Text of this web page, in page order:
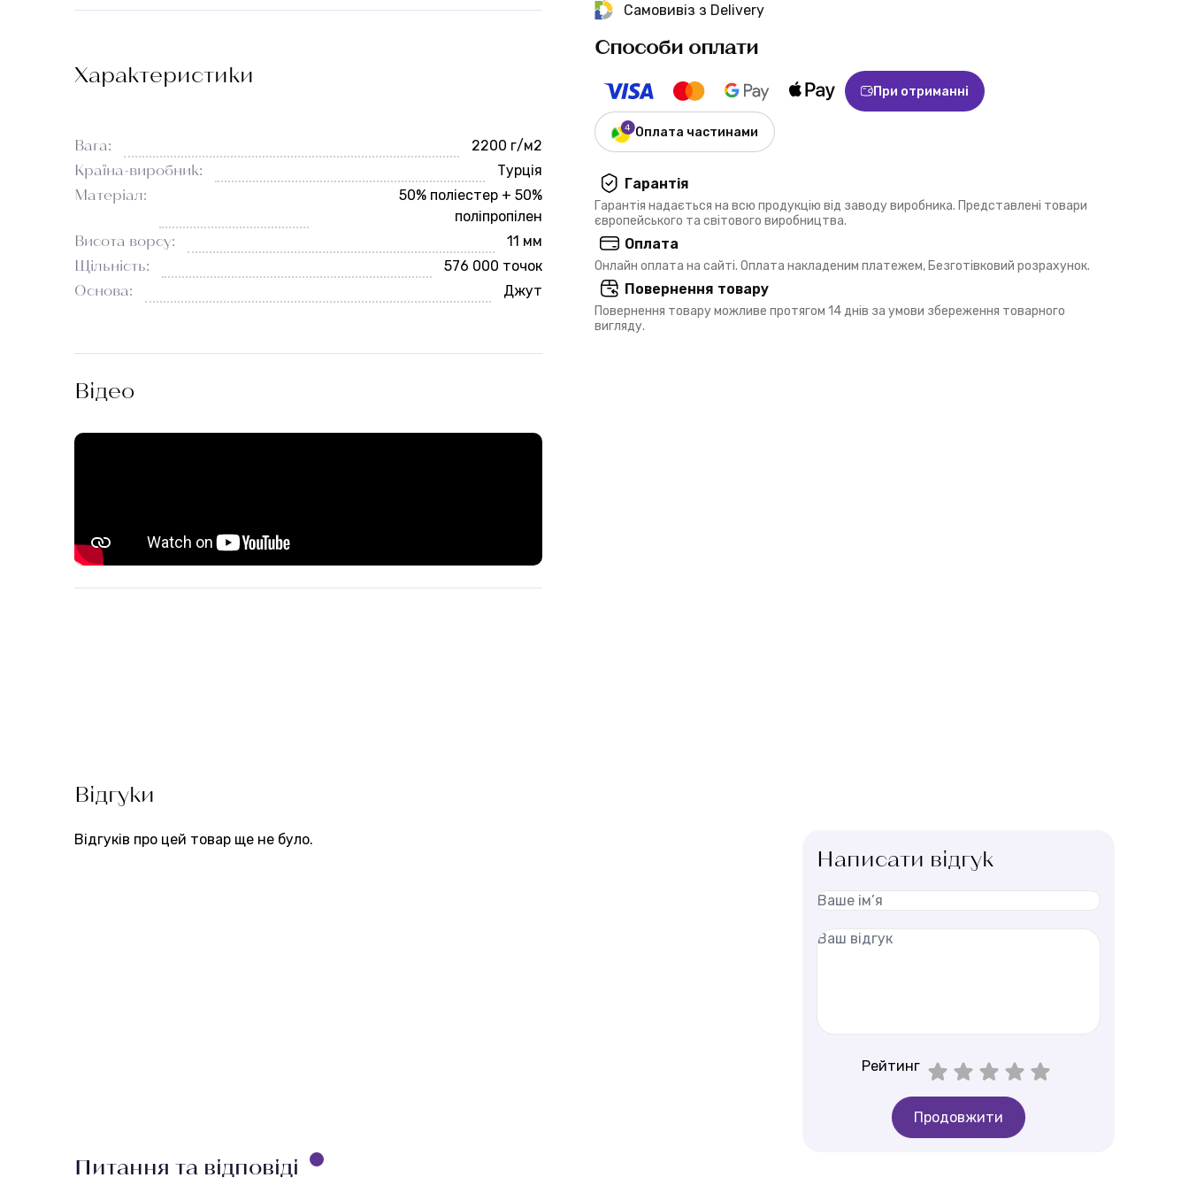
Характеристики
Вага:
2200 г/м2
Країна-виробник:
Турція
Матеріал:
50% поліестер + 50%
поліпропілен
Висота ворсу:
11 мм
Щільність:
576 000 точок
Основа:
Джут
Відео
Самовивіз з Delivery
Способи оплати
При отриманні
Оплата частинами
Гарантія
Гарантія надається на всю продукцію від заводу виробника. Представлені товари
європейського та світового виробництва.
Оплата
Онлайн оплата на сайті. Оплата накладеним платежем, Безготівковий розрахунок.
Повернення товару
Повернення товару можливе протягом 14 днів за умови збереження товарного
вигляду.
Відгуки
Відгуків про цей товар ще не було.
Написати відгук
Рейтинг
Продовжити
Питання та відповіді